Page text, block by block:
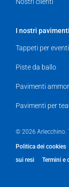
Nostri clienti
I nostri pavimenti
Tappeti per eventi
Piste da ballo
Pavimenti
Pavimenti per
© 2026 Arlecchino.
Politica dei cookies
sui resi
Termini e